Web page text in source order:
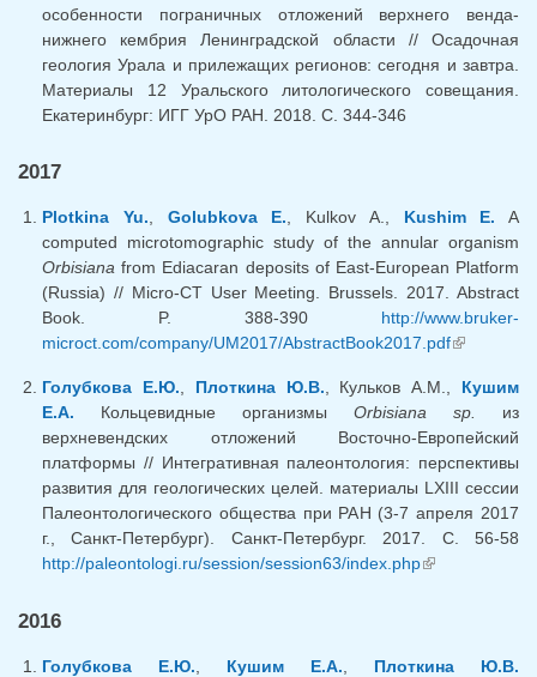
особенности пограничных отложений верхнего венда-
нижнего кембрия Ленинградской области // Осадочная
геология Урала и прилежащих регионов: сегодня и завтра.
Материалы 12 Уральского литологического совещания.
Екатеринбург: ИГГ УрО РАН. 2018. С. 344-346
2017
Plotkina Yu. Golubkova E. , Kulkov A., Kushim E. A
computed microtomographic study of the annular organism
Orbisiana from Ediacaran deposits of East-European Platform
(Russia) // Micro-CT User Meeting. Brussels. 2017. Abstract
Book. P. 388-390 http://www.bruker-
microct.com/company/UM2017/AbstractBook2017.pdf(link is
Голубкова Е.Ю.
Плоткина Ю.В. , Кульков А.М., Кушим
Е.А. Кольцевидные организмы Orbisiana sp.
из
верхневендских отложений Восточно-Европейский
платформы // Интегративная палеонтология: перспективы
развития для геологических целей. материалы LXIII сессии
Палеонтологического общества при РАН (3-7 апреля 2017
г., Санкт-Петербург). Санкт-Петербург. 2017. С. 56-58
http://paleontologi.ru/session/session63/index.php(link is
2016
Голубкова Е.Ю. Кушим Е.А.
Плоткина Ю.В.